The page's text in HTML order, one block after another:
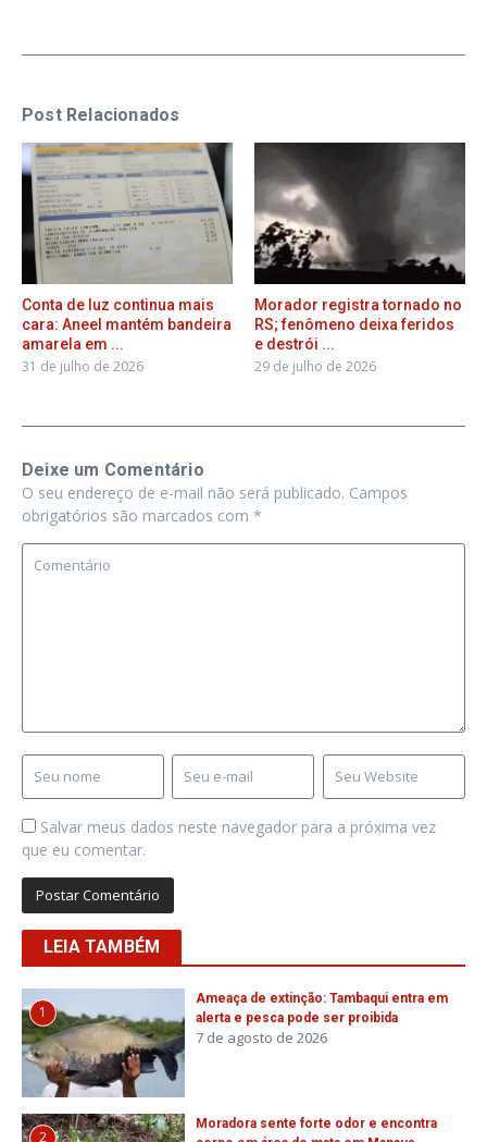
Post Relacionados
Conta de luz continua mais
cara: Aneel mantém bandeira
amarela em ...
31 de julho de 2026
Morador registra tornado no
RS; fenômeno deixa feridos
e destrói ...
29 de julho de 2026
Deixe um Comentário
O seu endereço de e-mail não será publicado. Campos
obrigatórios são marcados com *
Salvar meus dados neste navegador para a próxima vez
que eu comentar.
LEIA TAMBÉM
1
Ameaça de extinção: Tambaqui entra em
alerta e pesca pode ser proibida
7 de agosto de 2026
2
Moradora sente forte odor e encontra